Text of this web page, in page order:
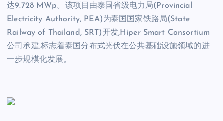
达9.728 MWp。该项目由泰国省级电力局(Provincial
Electricity Authority, PEA)为泰国国家铁路局(State
Railway of Thailand, SRT)开发,Hiper Smart Consortium
公司承建,标志着泰国分布式光伏在公共基础设施领域的进
一步规模化发展。